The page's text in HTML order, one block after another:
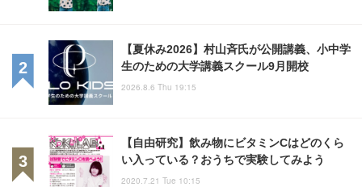
【夏休み2026】村山斉氏が公開講義、小中学
生のための大学講義スクール9月開校
2026.8.6 Thu 19:15
【自由研究】飲み物にビタミンCはどのくら
い入っている？おうちで実験してみよう
2020.7.21 Tue 10:15